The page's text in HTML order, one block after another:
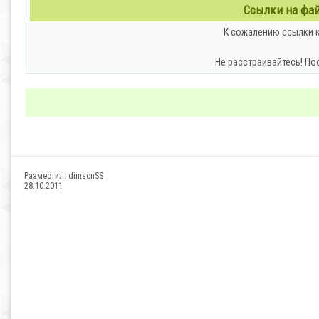
Ссылки на
К сожалению ссылки
Не расстраивайтесь!
Разместил: dimsonSS
28.10.2011